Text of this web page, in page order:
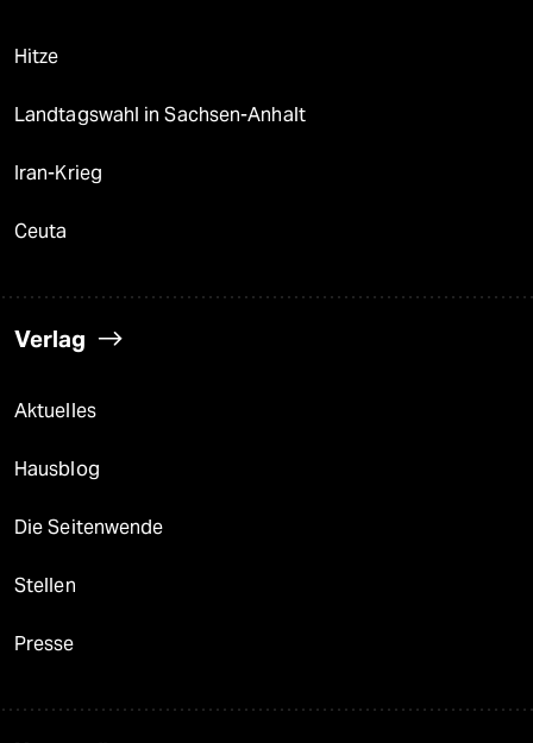
Hitze
Landtagswahl in Sachsen-Anhalt
Iran-Krieg
Ceuta
Verlag
Aktuelles
Hausblog
Die Seitenwende
Stellen
Presse